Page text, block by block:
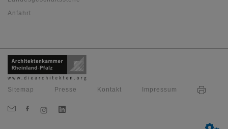
Anfahrt
Sitemap Presse Kontakt Impressum